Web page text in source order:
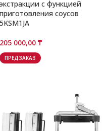
экстракции с функцией
приготовления соусов
5KSM1JA
205 000,00 ₸
ПРЕДЗАКАЗ